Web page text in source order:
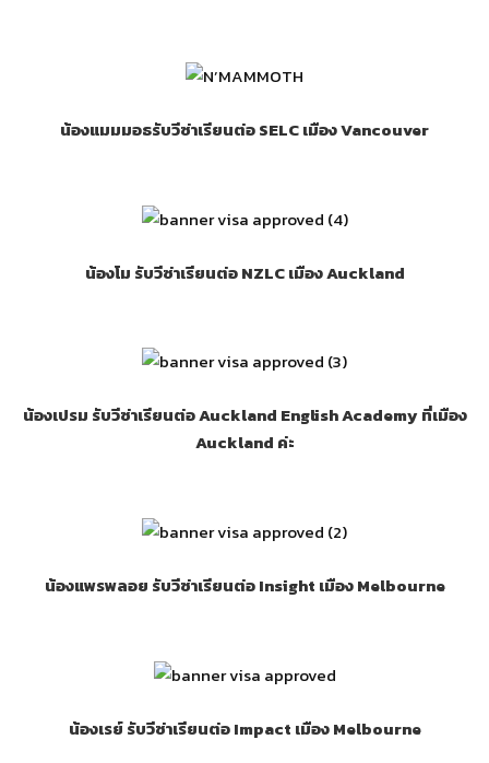
น้องแมมมอธรับวีซ่าเรียนต่อ SELC เมือง Vancouver
น้องโม รับวีซ่าเรียนต่อ NZLC เมือง Auckland
น้องเปรม รับวีซ่าเรียนต่อ Auckland English Academy ที่เมือง
Auckland ค่ะ
น้องแพรพลอย รับวีซ่าเรียนต่อ Insight เมือง Melbourne
น้องเรย์ รับวีซ่าเรียนต่อ Impact เมือง Melbourne